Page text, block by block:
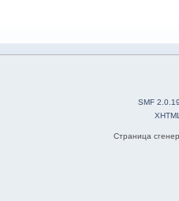
SMF
Страница